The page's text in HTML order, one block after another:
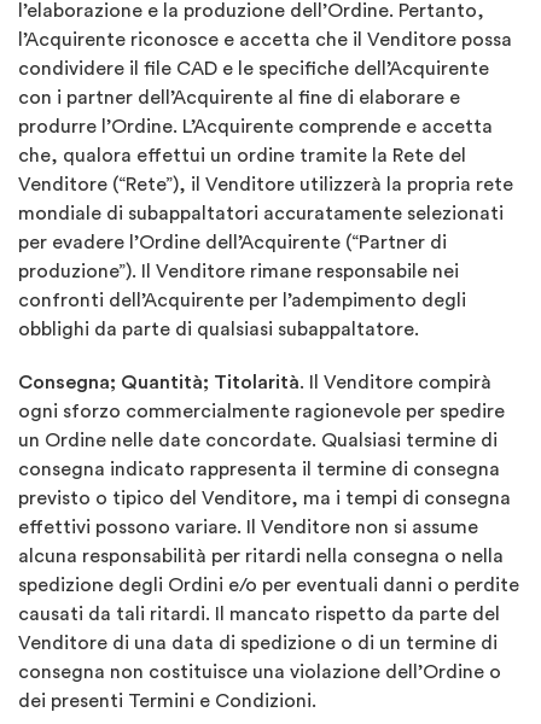
l’elaborazione e la produzione dell’Ordine. Pertanto,
l’Acquirente riconosce e accetta che il Venditore possa
condividere il file CAD e le specifiche dell’Acquirente
con i partner dell’Acquirente al fine di elaborare e
produrre l’Ordine. L’Acquirente comprende e accetta
che, qualora effettui un ordine tramite la Rete del
Venditore (“Rete”), il Venditore utilizzerà la propria rete
mondiale di subappaltatori accuratamente selezionati
per evadere l’Ordine dell’Acquirente (“Partner di
produzione”). Il Venditore rimane responsabile nei
confronti dell’Acquirente per l’adempimento degli
obblighi da parte di qualsiasi subappaltatore.
Consegna; Quantità; Titolarità. Il Venditore compirà
ogni sforzo commercialmente ragionevole per spedire
un Ordine nelle date concordate. Qualsiasi termine di
consegna indicato rappresenta il termine di consegna
previsto o tipico del Venditore, ma i tempi di consegna
effettivi possono variare. Il Venditore non si assume
alcuna responsabilità per ritardi nella consegna o nella
spedizione degli Ordini e/o per eventuali danni o perdite
causati da tali ritardi. Il mancato rispetto da parte del
Venditore di una data di spedizione o di un termine di
consegna non costituisce una violazione dell’Ordine o
dei presenti Termini e Condizioni.